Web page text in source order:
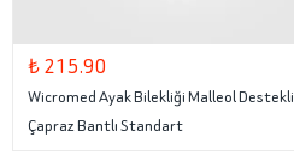
₺ 215.90
Wicromed Ayak Bilekliği Malleol Destekli
Çapraz Bantlı Standart